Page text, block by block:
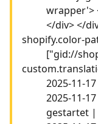
wrapper'>
</div> </
shopify.color-
["gid://
2025-11-
2025-11-
gestartet |